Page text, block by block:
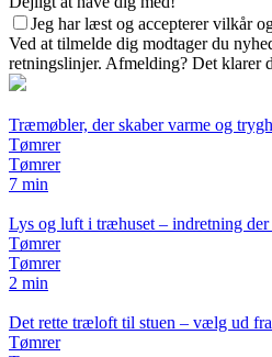
Jeg har læst og accepterer vilkår
Ved at tilmelde dig modtager du
retningslinjer. Afmelding? Det klarer
Træmøbler, der skaber varme og
Tømrer
Tømrer
7 min
Lys og luft i træhuset – indretning
Tømrer
Tømrer
2 min
Det rette træloft til stuen – vælg ud
Tømrer